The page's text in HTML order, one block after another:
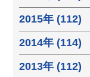
2015年 (112)
2014年 (114)
2013年 (112)